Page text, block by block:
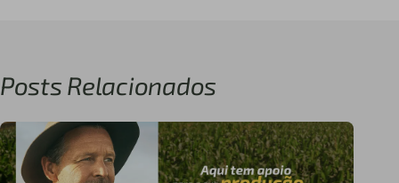
Posts Relacionados